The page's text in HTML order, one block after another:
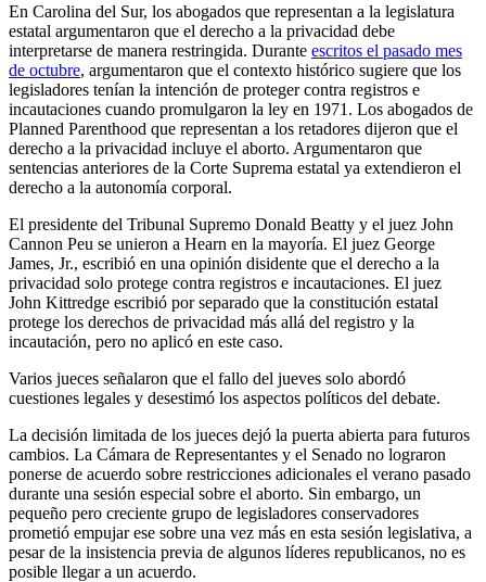
En Carolina del Sur, los abogados que representan a la legislatura
estatal argumentaron que el derecho a la privacidad debe
interpretarse de manera restringida. Durante escritos el pasado mes
de octubre, argumentaron que el contexto histórico sugiere que los
legisladores tenían la intención de proteger contra registros e
incautaciones cuando promulgaron la ley en 1971. Los abogados de
Planned Parenthood que representan a los retadores dijeron que el
derecho a la privacidad incluye el aborto. Argumentaron que
sentencias anteriores de la Corte Suprema estatal ya extendieron el
derecho a la autonomía corporal.
El presidente del Tribunal Supremo Donald Beatty y el juez John
Cannon Peu se unieron a Hearn en la mayoría. El juez George
James, Jr., escribió en una opinión disidente que el derecho a la
privacidad solo protege contra registros e incautaciones. El juez
John Kittredge escribió por separado que la constitución estatal
protege los derechos de privacidad más allá del registro y la
incautación, pero no aplicó en este caso.
Varios jueces señalaron que el fallo del jueves solo abordó
cuestiones legales y desestimó los aspectos políticos del debate.
La decisión limitada de los jueces dejó la puerta abierta para futuros
cambios. La Cámara de Representantes y el Senado no lograron
ponerse de acuerdo sobre restricciones adicionales el verano pasado
durante una sesión especial sobre el aborto. Sin embargo, un
pequeño pero creciente grupo de legisladores conservadores
prometió empujar ese sobre una vez más en esta sesión legislativa, a
pesar de la insistencia previa de algunos líderes republicanos, no es
posible llegar a un acuerdo.